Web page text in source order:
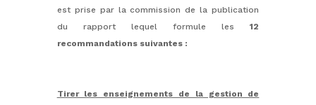
est prise par la commission de la publication
du rapport lequel formule les12
recommandations suivantes :
Tirer les enseignements de la gestion de